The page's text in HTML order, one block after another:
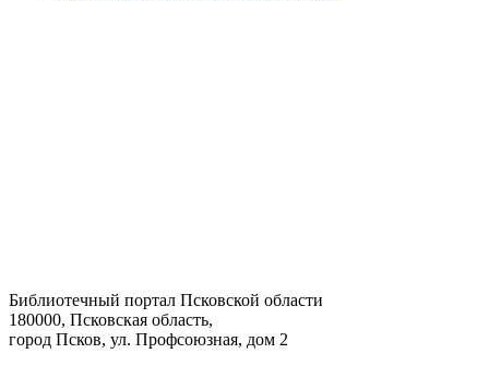
Библиотечный портал Псковской области
180000, Псковская область,
город Псков, ул. Профсоюзная, дом 2